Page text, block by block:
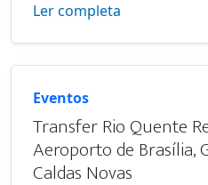
Ler completa
Eventos
Transfer Rio Quente
Aeroporto de Brasília,
Caldas Novas